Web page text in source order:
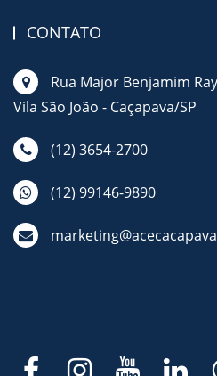
CONTATO
Rua Major Benjamim
Vila São João - Caçapava/SP
(12) 3654-2700
(12) 99146-9890